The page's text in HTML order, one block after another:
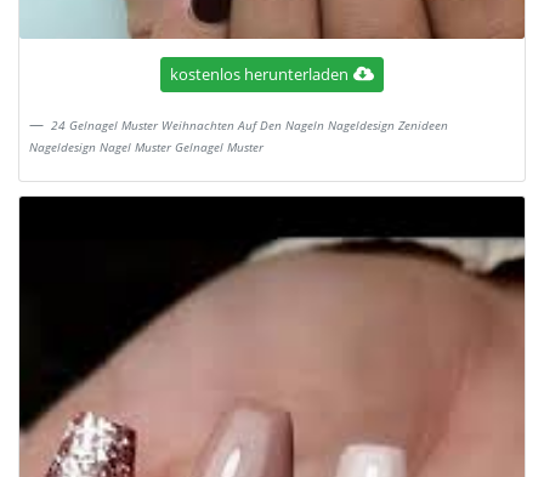
kostenlos herunterladen
24 Gelnagel Muster Weihnachten Auf Den Nageln Nageldesign Zenideen
Nageldesign Nagel Muster Gelnagel Muster